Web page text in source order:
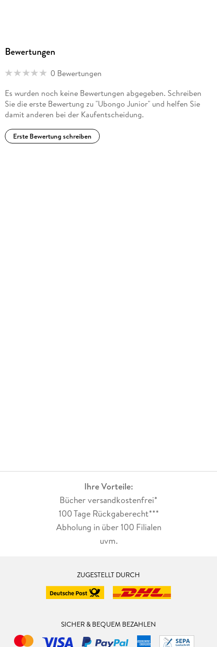
Bewertungen
0 Bewertungen
Es wurden noch keine Bewertungen abgegeben. Schreiben
Sie die erste Bewertung zu "Ubongo Junior" und helfen Sie
damit anderen bei der Kaufentscheidung.
Erste Bewertung schreiben
Ihre Vorteile:
Bücher versandkostenfrei*
100 Tage Rückgaberecht***
Abholung in über 100 Filialen
uvm.
ZUGESTELLT DURCH
SICHER & BEQUEM BEZAHLEN